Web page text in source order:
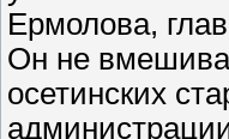
Ермолова,
Он не
осетинских